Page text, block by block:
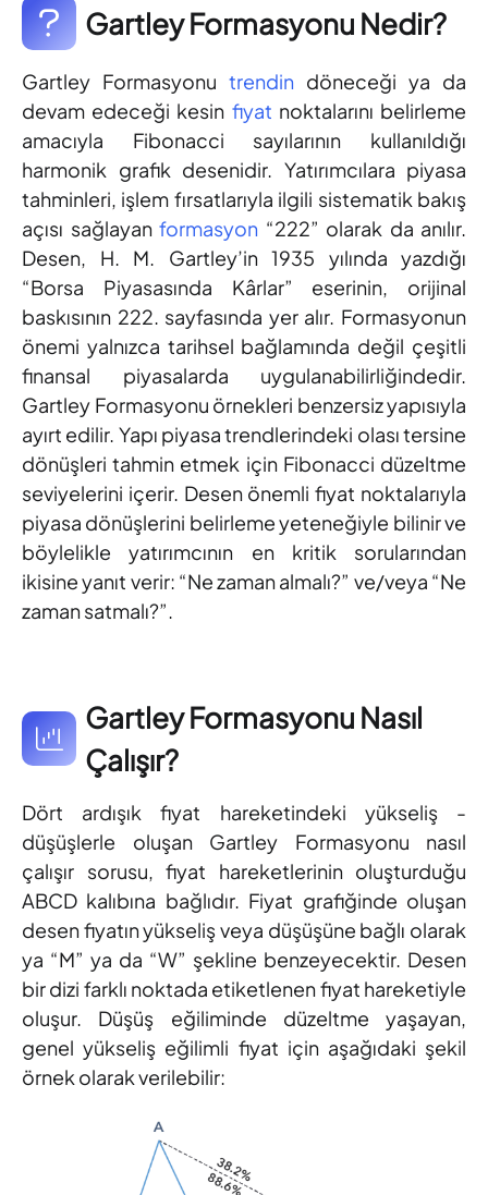
Gartley Formasyonu Nedir?
Gartley Formasyonu trendin döneceği ya da
devam edeceği kesin fiyat noktalarını belirleme
amacıyla Fibonacci sayılarının kullanıldığı
harmonik grafik desenidir. Yatırımcılara piyasa
tahminleri, işlem fırsatlarıyla ilgili sistematik bakış
açısı sağlayan formasyon “222” olarak da anılır.
Desen, H. M. Gartley’in 1935 yılında yazdığı
“Borsa Piyasasında Kârlar” eserinin, orijinal
baskısının 222. sayfasında yer alır. Formasyonun
önemi yalnızca tarihsel bağlamında değil çeşitli
finansal piyasalarda uygulanabilirliğindedir.
Gartley Formasyonu örnekleri benzersiz yapısıyla
ayırt edilir. Yapı piyasa trendlerindeki olası tersine
dönüşleri tahmin etmek için Fibonacci düzeltme
seviyelerini içerir. Desen önemli fiyat noktalarıyla
piyasa dönüşlerini belirleme yeteneğiyle bilinir ve
böylelikle yatırımcının en kritik sorularından
ikisine yanıt verir: “Ne zaman almalı?” ve/veya “Ne
zaman satmalı?”.
Gartley Formasyonu Nasıl
Çalışır?
Dört ardışık fiyat hareketindeki yükseliş -
düşüşlerle oluşan Gartley Formasyonu nasıl
çalışır sorusu, fiyat hareketlerinin oluşturduğu
ABCD kalıbına bağlıdır. Fiyat grafiğinde oluşan
desen fiyatın yükseliş veya düşüşüne bağlı olarak
ya “M” ya da “W” şekline benzeyecektir. Desen
bir dizi farklı noktada etiketlenen fiyat hareketiyle
oluşur. Düşüş eğiliminde düzeltme yaşayan,
genel yükseliş eğilimli fiyat için aşağıdaki şekil
örnek olarak verilebilir: